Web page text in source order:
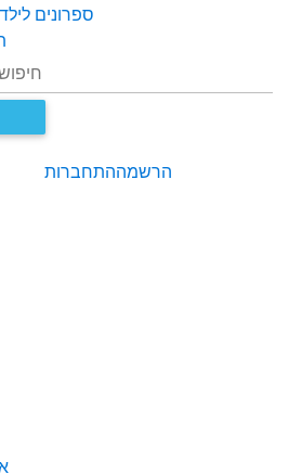
ספרונים
התחברותהרשמה